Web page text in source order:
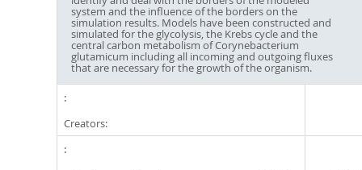
system and the influence of the borders on the
simulation results. Models have been constructed and
simulated for the glycolysis, the Krebs cycle and the
central carbon metabolism of Corynebacterium
glutamicum including all incoming and outgoing fluxes
that are necessary for the growth of the organism.
Creators: